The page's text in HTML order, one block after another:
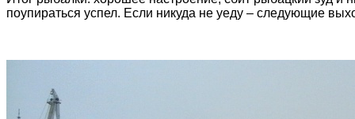
поупираться успел. Если никуда не уеду – следующие